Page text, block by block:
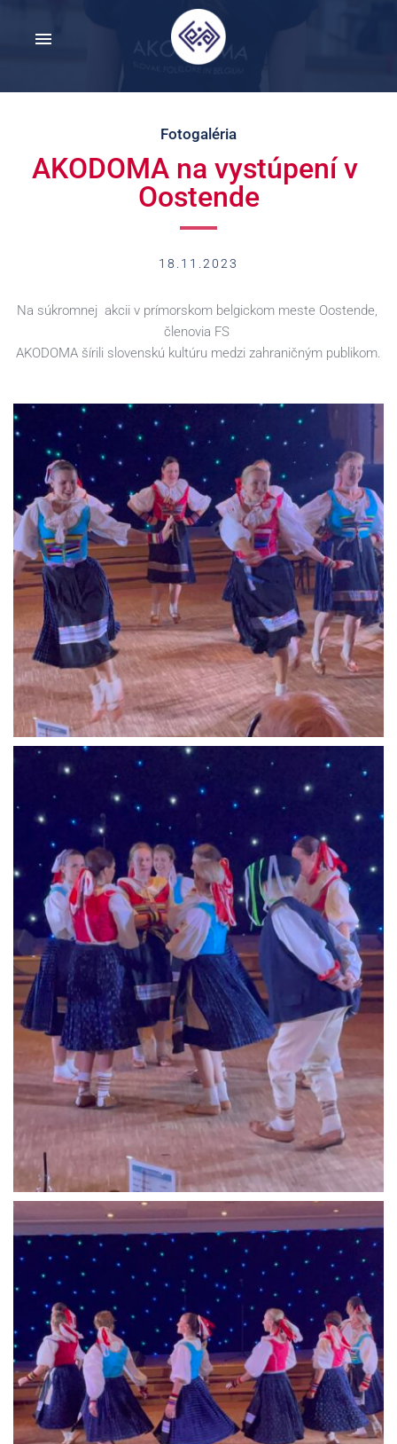
Fotogaléria
AKODOMA na vystúpení v
Oostende
18.11.2023
Na súkromnej  akcii v prímorskom belgickom meste Oostende,
členovia FS
AKODOMA šírili slovenskú kultúru medzi zahraničným publikom.